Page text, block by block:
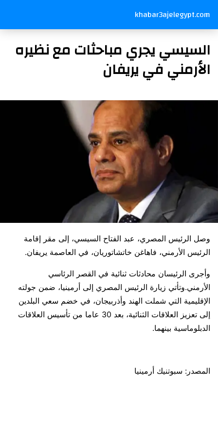
khabar3ajelegypt.com
السيسي يجري مباحثات مع نظيره
الأرمني في يريفان
وصل الرئيس المصري، عبد الفتاح السيسي، إلى مقر إقامة
الرئيس الأرمني، فاهاغن خاتشاتوريان، في العاصمة يريفان.
وأجرى الرئيسان محادثات ثنائية في القصر الرئاسي
الأرمني.وتأتي زيارة الرئيس المصري إلى أرمينيا، ضمن جولته
الإقليمية التي شملت الهند وأذربيجان، في خضم سعي البلدين
إلى تعزيز العلاقات الثنائية، بعد 30 عاما من تأسيس العلاقات
الدبلوماسية بينهما.
المصدر: سبوتنيك أرمينيا